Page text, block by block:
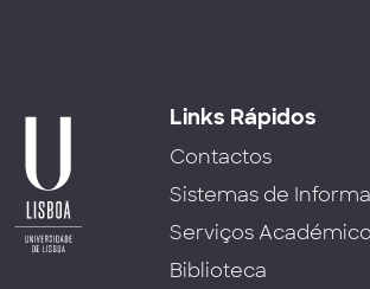
Links Rápidos
Contactos
Sistemas de
Serviços
Biblioteca